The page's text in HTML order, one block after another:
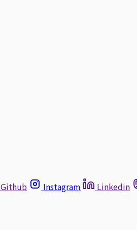
Github Instagram Linkedin